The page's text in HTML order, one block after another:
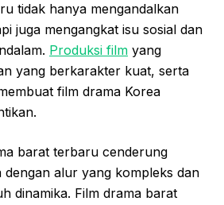
tidak hanya mengandalkan
juga mengangkat isu sosial dan
Produksi film yang
yang berkarakter kuat, serta
film drama Korea
barat terbaru cenderung
dengan alur yang kompleks dan
dinamika. Film drama barat